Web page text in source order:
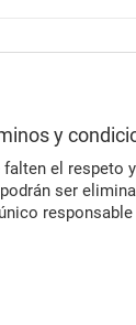
y
el respeto
ser
responsable